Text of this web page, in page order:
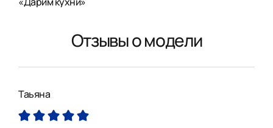
Отзывы о модели
Таьяна